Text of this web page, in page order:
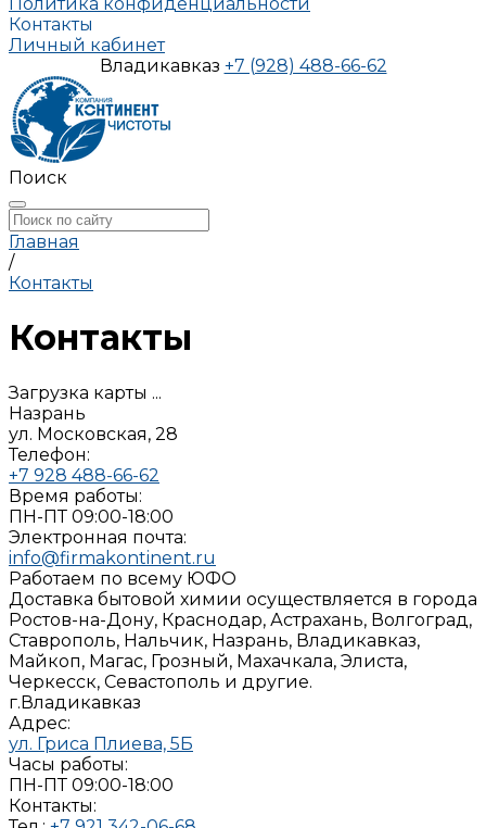
Контакты
Личный кабинет
Владикавказ +7 (928) 488-66-62
Поиск
Главная
/
Контакты
Контакты
Загрузка карты ...
Назрань
ул. Московская, 28
Телефон:
+7 928 488-66-62
Время работы:
ПН-ПТ 09:00-18:00
Электронная почта:
info@firmakontinent.ru
Работаем по всему ЮФО
Доставка бытовой химии осуществляется в города
Ростов-на-Дону, Краснодар, Астрахань, Волгоград,
Ставрополь, Нальчик, Назрань, Владикавказ,
Майкоп, Магас, Грозный, Махачкала, Элиста,
Черкесск, Севастополь и другие.
г.Владикавказ
Адрес:
ул. Гриса Плиева, 5Б
Часы работы:
ПН-ПТ 09:00-18:00
Контакты: